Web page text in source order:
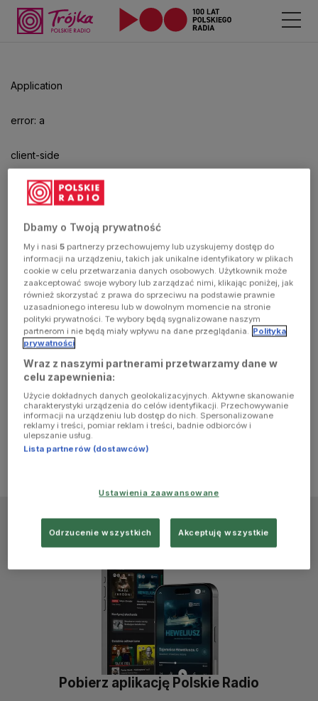
Application
error: a
client-side
exception
has
occurred
(see the
browser
console for
more
information)
aby
odtwarzać.
Pobierz aplikację Polskie Radio
Dbamy o Twoją prywatność
My i nasi5 partnerzy przechowujemy lub uzyskujemy dostęp do
informacji na urządzeniu, takich jak unikalne identyfikatory w plikach
cookie w celu przetwarzania danych osobowych. Użytkownik może
zaakceptować swoje wybory lub zarządzać nimi, klikając poniżej, jak
również skorzystać z prawa do sprzeciwu na podstawie prawnie
uzasadnionego interesu lub w dowolnym momencie na stronie
polityki prywatności. Te wybory będą sygnalizowane naszym
partnerom i nie będą miały wpływu na dane przeglądania. Polityka
prywatności
Wraz z naszymi partnerami przetwarzamy dane w
celu zapewnienia:
Użycie dokładnych danych geolokalizacyjnych. Aktywne skanowanie
charakterystyki urządzenia do celów identyfikacji. Przechowywanie
informacji na urządzeniu lub dostęp do nich. Spersonalizowane
reklamy i treści, pomiar reklam i treści, badnie odbiorców i
ulepszanie usług.
Lista partnerów (dostawców)
Ustawienia zaawansowane
Odrzucenie wszystkich Akceptuję wszystkie